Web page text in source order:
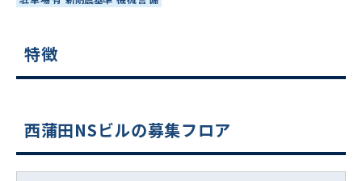
特徴
西蒲田NSビルの募集フロア